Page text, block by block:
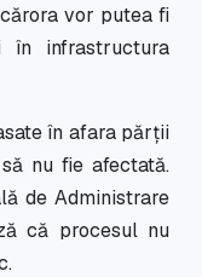
vor putea fi
în infrastructura
în afara părții
nu fie afectată.
de Administrare
că procesul nu